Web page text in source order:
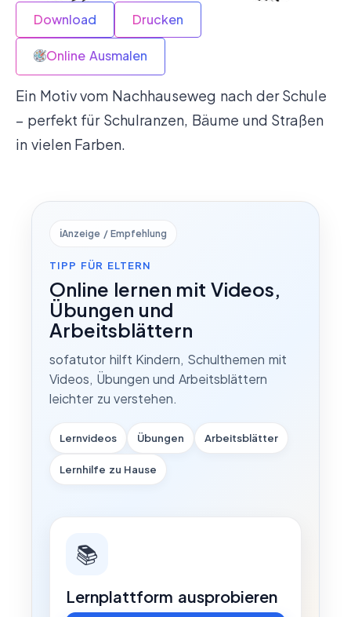
Download Drucken
Online Ausmalen
Ein Motiv vom Nachhauseweg nach der Schule
– perfekt für Schulranzen, Bäume und Straßen
in vielen Farben.
ℹ️Anzeige / Empfehlung
TIPP FÜR ELTERN
Online lernen mit Videos,
Übungen und
Arbeitsblättern
sofatutor hilft Kindern, Schulthemen mit
Videos, Übungen und Arbeitsblättern
leichter zu verstehen.
Lernvideos Übungen Arbeitsblätter
Lernhilfe zu Hause
📚
Lernplattform ausprobieren